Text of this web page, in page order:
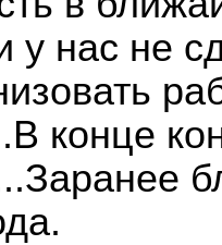
у нас не
конце